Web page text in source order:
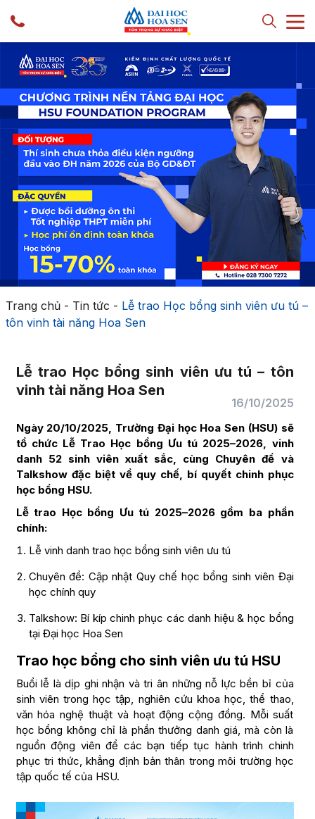
Trang chủ- Tin tức - Lễ trao Học bổng sinh viên ưu tú –
tôn vinh tài năng Hoa Sen
Lễ trao Học bổng sinh viên ưu tú – tôn
vinh tài năng Hoa Sen
16/10/2025
Ngày 20/10/2025, Trường Đại học Hoa Sen (HSU) sẽ
tổ chức Lễ Trao Học bổng Ưu tú 2025–2026, vinh
danh 52 sinh viên xuất sắc, cùng Chuyên đề và
Talkshow đặc biệt về quy chế, bí quyết chinh phục
học bổng HSU.
Lễ trao Học bổng Ưu tú 2025–2026 gồm ba phần
chính:
Lễ vinh danh trao học bổng sinh viên ưu tú
Chuyên đề: Cập nhật Quy chế học bổng sinh viên Đại
học chính quy
Talkshow: Bí kíp chinh phục các danh hiệu & học bổng
tại Đại học Hoa Sen
Trao học bổng cho sinh viên ưu tú HSU
Buổi lễ là dịp ghi nhận và tri ân những nỗ lực bền bỉ của
sinh viên trong học tập, nghiên cứu khoa học, thể thao,
văn hóa nghệ thuật và hoạt động cộng đồng. Mỗi suất
học bổng không chỉ là phần thưởng danh giá, mà còn là
nguồn động viên để các bạn tiếp tục hành trình chinh
phục tri thức, khẳng định bản thân trong môi trường học
tập quốc tế của HSU.